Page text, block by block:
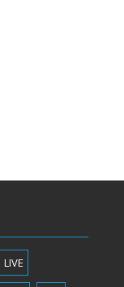
LIVE